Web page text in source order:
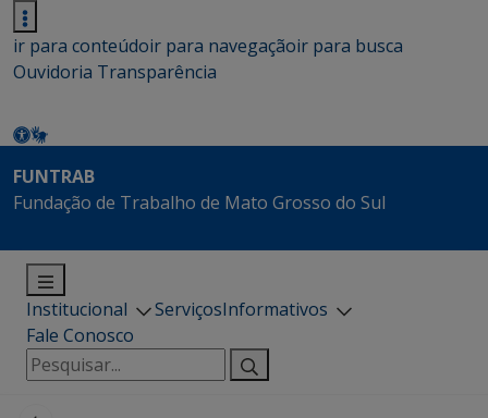
ir para conteúdoir para navegaçãoir para busca
Ouvidoria Transparência
FUNTRAB
Fundação de Trabalho de Mato Grosso do Sul
Institucional ServiçosInformativos
Fale Conosco
Pesquisar
por: